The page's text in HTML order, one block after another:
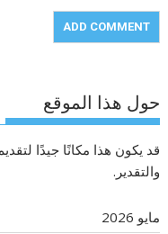
حول هذا الموقع
قد يكون هذا مكانًا جيدًا
والتقدير.
مايو 2026